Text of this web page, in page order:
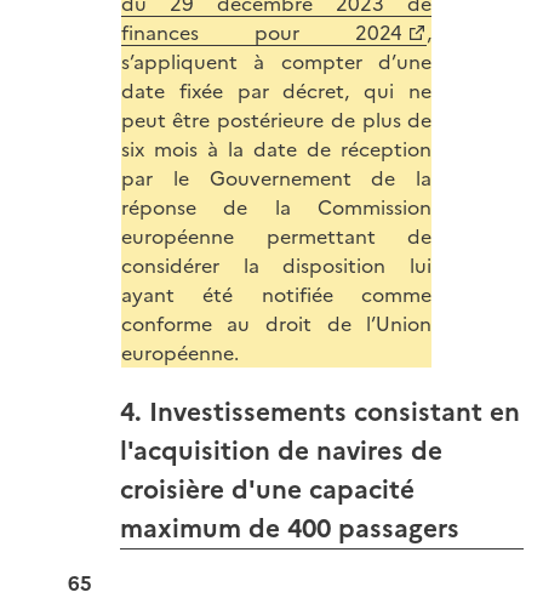
finances pour 2024
,
s’appliquent
à compter d’une
date fixée par décret, qui ne
peut être postérieure de plus de
six mois à la date de réception
par le Gouvernement de la
réponse de la Commission
européenne permettant de
considérer la disposition lui
ayant été notifiée comme
conforme au droit de l’Union
européenne.
4. Investissements consistant en
l'acquisition de navires de
croisière d'une capacité
maximum de 400 passagers
65